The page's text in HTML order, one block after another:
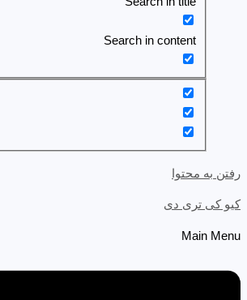
Search in content
رفتن به محتوا
کیو کی تری دی
Main Menu